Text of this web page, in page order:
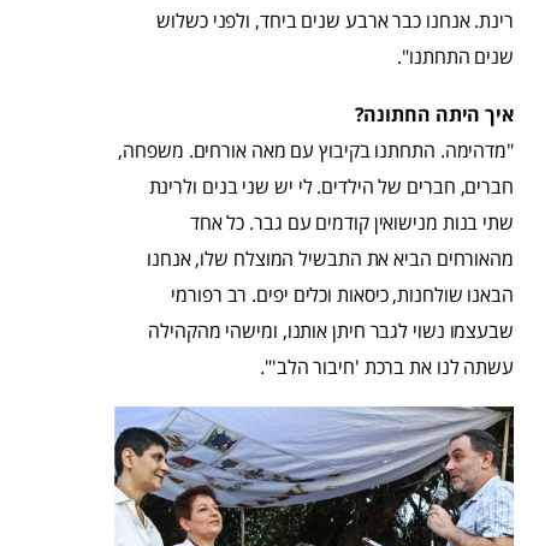
רינת. אנחנו כבר ארבע שנים ביחד, ולפני כשלוש
שנים התחתנו".
איך היתה החתונה?
"מדהימה. התחתנו בקיבוץ עם מאה אורחים. משפחה,
חברים, חברים של הילדים. לי יש שני בנים ולרינת
שתי בנות מנישואין קודמים עם גבר. כל אחד
מהאורחים הביא את התבשיל המוצלח שלו, אנחנו
הבאנו שולחנות, כיסאות וכלים יפים. רב רפורמי
שבעצמו נשוי לגבר חיתן אותנו, ומישהי מהקהילה
עשתה לנו את ברכת 'חיבור הלב'".